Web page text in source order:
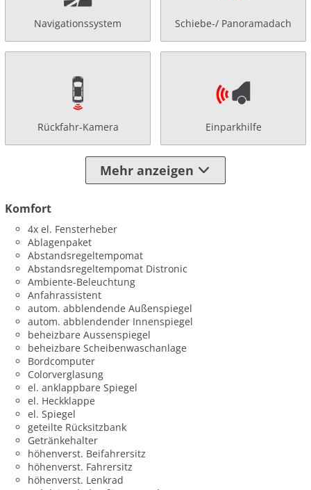
Navigationssystem Schiebe-/ Panoramadach
Rückfahr-Kamera Einparkhilfe
Mehr anzeigen
Komfort
4x el. Fensterheber
Ablagenpaket
Abstandsregeltempomat
Abstandsregeltempomat Distronic
Ambiente-Beleuchtung
Anfahrassistent
autom. abblendende Außenspiegel
autom. abblendender Innenspiegel
beheizbare Aussenspiegel
beheizbare Scheibenwaschanlage
Bordcomputer
Colorverglasung
el. anklappbare Spiegel
el. Heckklappe
el. Spiegel
geteilte Rücksitzbank
Getränkehalter
höhenverst. Beifahrersitz
höhenverst. Fahrersitz
höhenverst. Lenkrad